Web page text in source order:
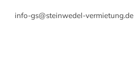
info-gs@steinwedel-vermietung.de